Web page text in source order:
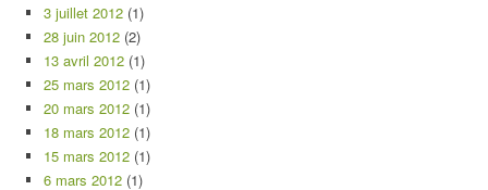
3 juillet 2012 (1)
28 juin 2012 (2)
13 avril 2012 (1)
25 mars 2012 (1)
20 mars 2012 (1)
18 mars 2012 (1)
15 mars 2012 (1)
6 mars 2012 (1)